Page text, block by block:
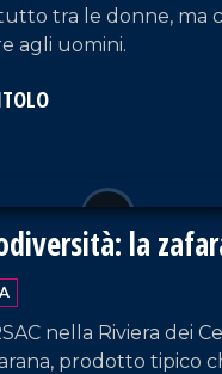
tra le donne, ma
agli uomini.
la
nella Riviera dei
prodotto tipico